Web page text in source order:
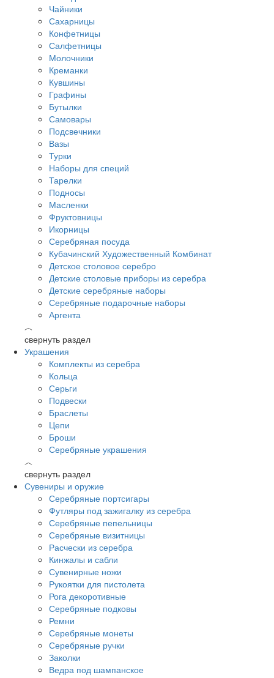
Чайники
Сахарницы
Конфетницы
Салфетницы
Молочники
Креманки
Кувшины
Графины
Бутылки
Самовары
Подсвечники
Вазы
Турки
Наборы для специй
Тарелки
Подносы
Масленки
Фруктовницы
Икорницы
Серебряная посуда
Кубачинский Художественный Комбинат
Детское столовое серебро
Детские столовые приборы из серебра
Детские серебряные наборы
Серебряные подарочные наборы
Аргента
︿
свернуть раздел
Украшения
Комплекты из серебра
Кольца
Серьги
Подвески
Браслеты
Цепи
Броши
Серебряные украшения
︿
свернуть раздел
Сувениры и оружие
Серебряные портсигары
Футляры под зажигалку из серебра
Серебряные пепельницы
Серебряные визитницы
Расчески из серебра
Кинжалы и сабли
Сувенирные ножи
Рукоятки для пистолета
Рога декоротивные
Серебряные подковы
Ремни
Серебряные монеты
Серебряные ручки
Заколки
Ведра под шампанское